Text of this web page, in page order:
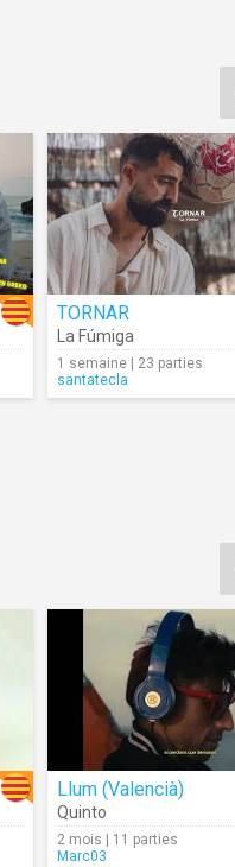
TORNAR
La Fúmiga
1 semaine | 23 parties
santatecla
Llum (Valencià)
Quinto
2 mois | 11 parties
Marc03